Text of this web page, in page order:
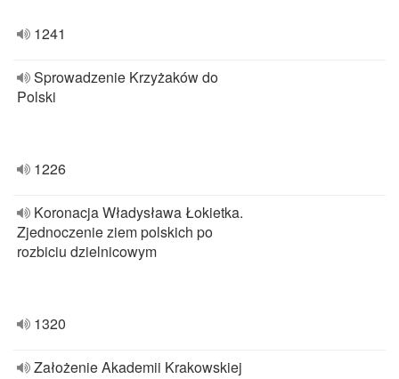
1241
Sprowadzenie Krzyżaków do
Polski
1226
Koronacja Władysława Łokietka.
Zjednoczenie ziem polskich po
rozbiciu dzielnicowym
1320
Założenie Akademii Krakowskiej